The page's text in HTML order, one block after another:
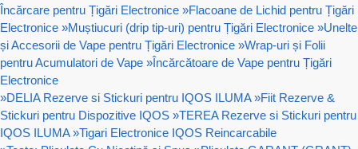
Încărcare pentru Țigări Electronice »Flacoane de Lichid pentru Țigări
Electronice »Muștiucuri (drip tip-uri) pentru Țigări Electronice »Unelte
și Accesorii de Vape pentru Țigări Electronice »Wrap-uri și Folii
pentru Acumulatori de Vape »Încărcătoare de Vape pentru Țigări
Electronice
»DELIA Rezerve si Stickuri pentru IQOS ILUMA »Fiit Rezerve &
Stickuri pentru Dispozitive IQOS »TEREA Rezerve si Stickuri pentru
IQOS ILUMA »Tigari Electronice IQOS Reincarcabile